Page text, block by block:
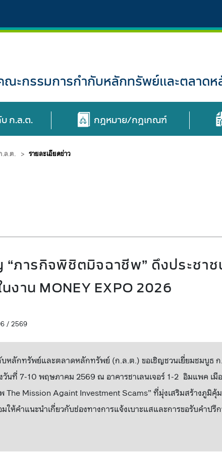
ณะกรรมการกำกับหลักทรัพย์และตลาด
ก.ล.ต. กฎหมาย/กฎเกณฑ์
.ล.ต. > รายละเอียดข่าว
ภารกิจพิชิตมิจฉาชีพ” ดึงประชา
งาน MONEY EXPO 2026
/ 2569
หลักทรัพย์และตลาดหลักทรัพย์ (ก.ล.ต.) ขอเชิญชวนเยี่ยมชมบูธ
วันที่ 7-10 พฤษภาคม 2569 ณ อาคารชาเลนเจอร์ 1-2 อิมแพค เมื
The Mission Againt Investment Scams” ที่มุ่งเสริมสร้างภูมิคุ้
ให้คำแนะนำเกี่ยวกับช่องทางการแจ้งเบาะแสและการขอรับคำป